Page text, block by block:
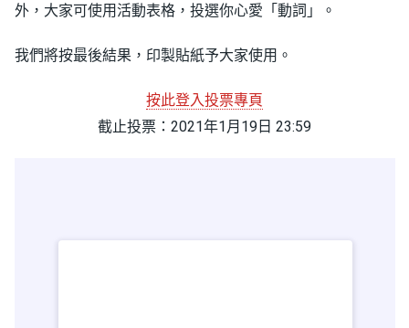
外，大家可使用活動表格，投選你心愛「動詞」。
我們將按最後結果，印製貼紙予大家使用。
按此登入投票專頁
截止投票：2021年1月19日 23:59